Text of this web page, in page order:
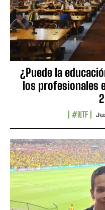
¿Puede la
los profesionales
#NTF